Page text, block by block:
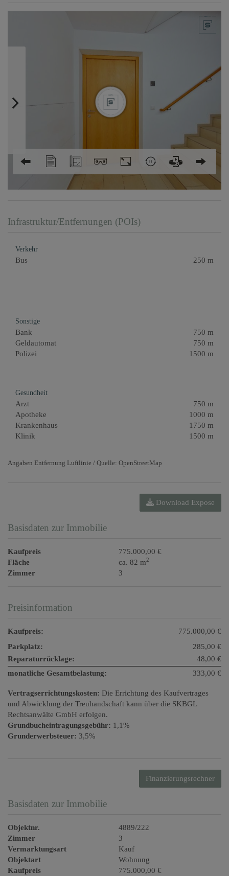
Infrastruktur/Entfernungen (POIs)
Verkehr
Bus 250 m
Sonstige
Bank
750 m
Geldautomat
750 m
Polizei
1500 m
Gesundheit
Arzt
750 m
Apotheke
1000 m
Krankenhaus
1750 m
Klinik
1500 m
Angaben Entfernung Luftlinie / Quelle: OpenStreetMap
Download Expose
Basisdaten zur Immobilie
Kaufpreis
775.000,00 €
Fläche
ca. 82 m2
Zimmer 3
Preisinformation
Kaufpreis:
775.000,00 €
Parkplatz:
285,00 €
Reparaturrücklage:
48,00 €
monatliche Gesamtbelastung:
333,00 €
Vertragserrichtungskosten: Die Errichtung des Kaufvertrages
und Abwicklung der Treuhandschaft kann über die SKBGL
Rechtsanwälte GmbH erfolgen.
Grundbucheintragungsgebühr: 1,1%
Grunderwerbsteuer: 3,5%
Finanzierungsrechner
Basisdaten zur Immobilie
Objektnr.
4889/222
Zimmer
3
Vermarktungsart
Kauf
Objektart
Wohnung
Kaufpreis
775.000,00 €